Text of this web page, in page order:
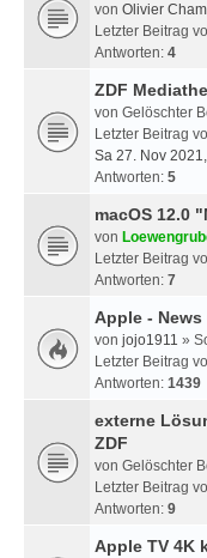
von Olivier
Letzter Beitrag
Antworten: 4
ZDF
von Gelöschter
Letzter Beitrag
Sa 27. Nov
Antworten: 5
macOS 12.0
von
Letzter Beitrag
Antworten: 7
Apple -
von jojo1911 »
Letzter Beitrag
Antworten: 1439
externe
ZDF
von Gelöschter
Letzter Beitrag
Antworten: 9
Apple TV 4K